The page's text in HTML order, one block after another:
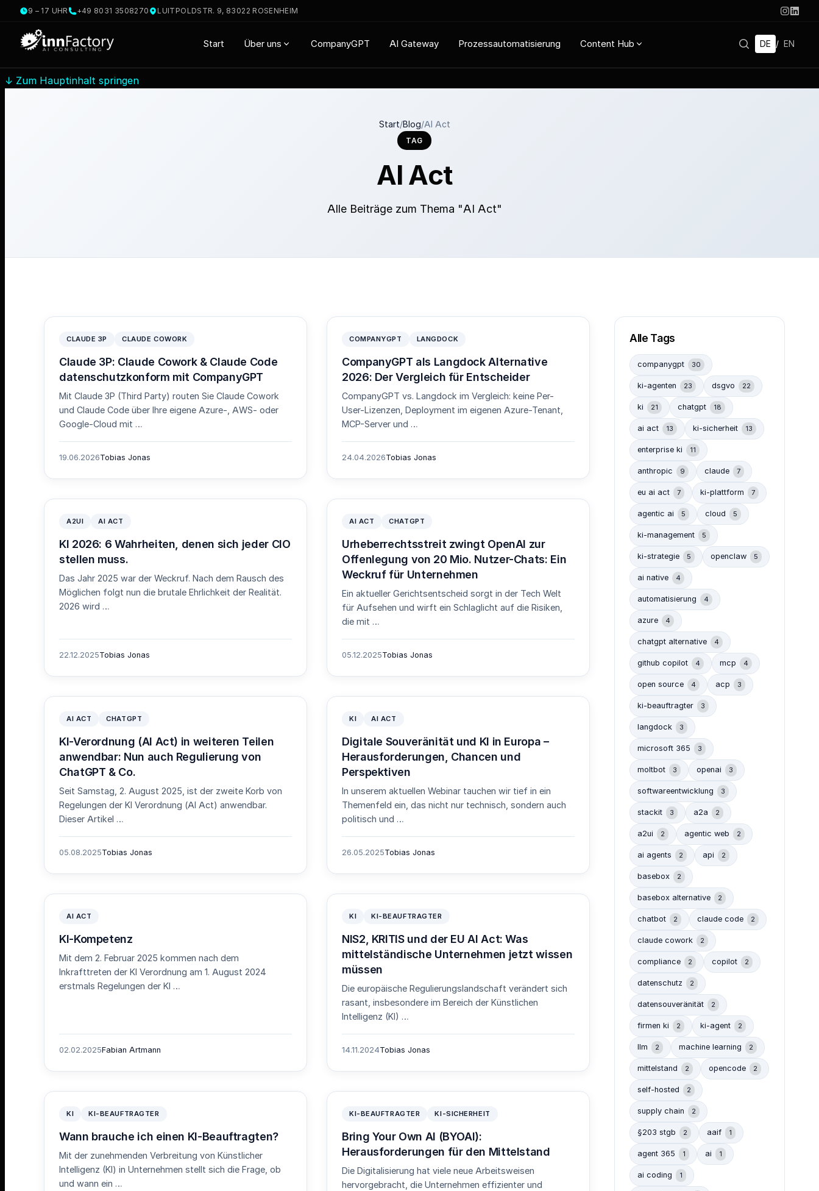
↓ Zum Hauptinhalt springen
9 – 17 UHR +49 8031 3508270 LUITPOLDSTR. 9, 83022 ROSENHEIM
Start Über uns CompanyGPT AI Gateway Prozessautomatisierung Content Hub DE / EN
Start/Blog/AI Act
TAG
AI Act
Alle Beiträge zum Thema "AI Act"
CLAUDE 3P CLAUDE COWORK
Claude 3P: Claude Cowork & Claude Code
datenschutzkonform mit CompanyGPT
Mit Claude 3P (Third Party) routen Sie Claude Cowork
und Claude Code über Ihre eigene Azure-, AWS- oder
Google-Cloud mit …
19.06.2026Tobias Jonas
COMPANYGPT LANGDOCK
CompanyGPT als Langdock Alternative
2026: Der Vergleich für Entscheider
CompanyGPT vs. Langdock im Vergleich: keine Per-
User-Lizenzen, Deployment im eigenen Azure-Tenant,
MCP-Server und …
24.04.2026Tobias Jonas
A2UI AI ACT
KI 2026: 6 Wahrheiten, denen sich jeder CIO
stellen muss.
Das Jahr 2025 war der Weckruf. Nach dem Rausch des
Möglichen folgt nun die brutale Ehrlichkeit der Realität.
2026 wird …
22.12.2025Tobias Jonas
AI ACT CHATGPT
Urheberrechtsstreit zwingt OpenAI zur
Offenlegung von 20 Mio. Nutzer-Chats: Ein
Weckruf für Unternehmen
Ein aktueller Gerichtsentscheid sorgt in der Tech Welt
für Aufsehen und wirft ein Schlaglicht auf die Risiken,
die mit …
05.12.2025Tobias Jonas
AI ACT CHATGPT
KI-Verordnung (AI Act) in weiteren Teilen
anwendbar: Nun auch Regulierung von
ChatGPT & Co.
Seit Samstag, 2. August 2025, ist der zweite Korb von
Regelungen der KI Verordnung (AI Act) anwendbar.
Dieser Artikel …
05.08.2025Tobias Jonas
KI AI ACT
Digitale Souveränität und KI in Europa –
Herausforderungen, Chancen und
Perspektiven
In unserem aktuellen Webinar tauchen wir tief in ein
Themenfeld ein, das nicht nur technisch, sondern auch
politisch und …
26.05.2025Tobias Jonas
AI ACT
KI-Kompetenz
Mit dem 2. Februar 2025 kommen nach dem
Inkrafttreten der KI Verordnung am 1. August 2024
erstmals Regelungen der KI …
02.02.2025Fabian Artmann
KI KI-BEAUFTRAGTER
NIS2, KRITIS und der EU AI Act: Was
mittelständische Unternehmen jetzt wissen
müssen
Die europäische Regulierungslandschaft verändert sich
rasant, insbesondere im Bereich der Künstlichen
Intelligenz (KI) …
14.11.2024Tobias Jonas
KI KI-BEAUFTRAGTER
Wann brauche ich einen KI-Beauftragten?
Mit der zunehmenden Verbreitung von Künstlicher
Intelligenz (KI) in Unternehmen stellt sich die Frage, ob
und wann ein …
KI-BEAUFTRAGTER KI-SICHERHEIT
Bring Your Own AI (BYOAI):
Herausforderungen für den Mittelstand
Die Digitalisierung hat viele neue Arbeitsweisen
hervorgebracht, die Unternehmen effizienter und
Alle Tags
companygpt 30
ki-agenten 23 dsgvo 22
ki 21 chatgpt 18
ai act 13 ki-sicherheit 13
enterprise ki 11
anthropic 9 claude 7
eu ai act 7 ki-plattform 7
agentic ai 5 cloud 5
ki-management 5
ki-strategie 5 openclaw 5
ai native 4
automatisierung 4
azure 4
chatgpt alternative 4
github copilot 4 mcp 4
open source 4 acp 3
ki-beauftragter 3
langdock 3
microsoft 365 3
moltbot 3 openai 3
softwareentwicklung 3
stackit 3 a2a 2
a2ui 2 agentic web 2
ai agents 2 api 2
basebox 2
basebox alternative 2
chatbot 2 claude code 2
claude cowork 2
compliance 2 copilot 2
datenschutz 2
datensouveränität 2
firmen ki 2 ki-agent 2
llm 2 machine learning 2
mittelstand 2 opencode 2
self-hosted 2
supply chain 2
§203 stgb 2 aaif 1
agent 365 1 ai 1
ai coding 1